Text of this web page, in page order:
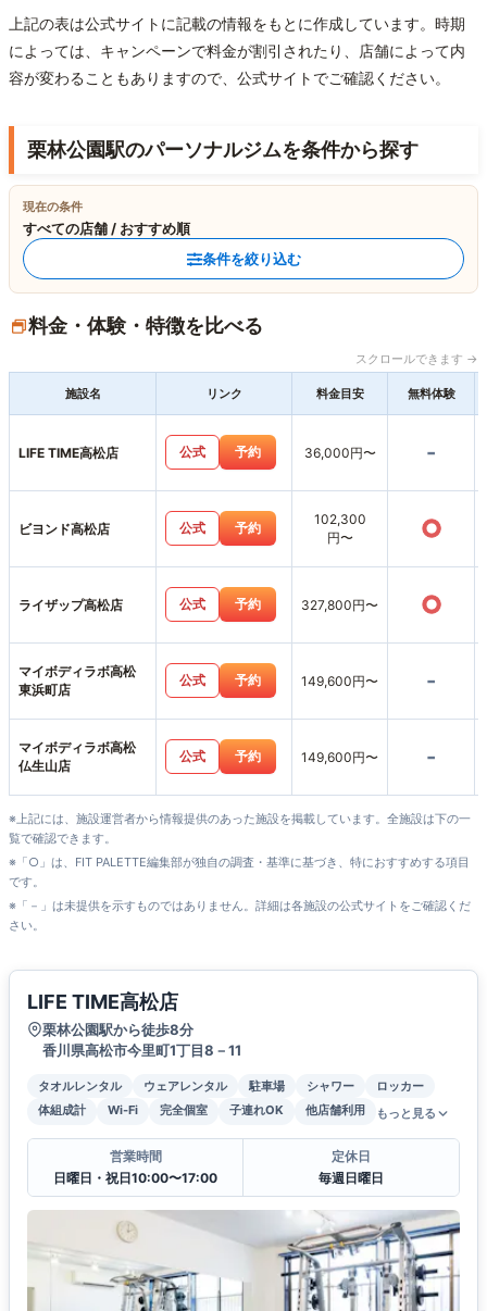
上記の表は公式サイトに記載の情報をもとに作成しています。時期
によっては、キャンペーンで料金が割引されたり、店舗によって内
容が変わることもありますので、公式サイトでご確認ください。
栗林公園駅のパーソナルジムを条件から探す
現在の条件
すべての店舗 / おすすめ順
条件を絞り込む
料金・体験・特徴を比べる
スクロールできます →
施設名 リンク 料金目安 無料体験
LIFE TIME高松店 公式 予約 36,000円〜 -
ビヨンド高松店 公式 予約
102,300
円〜
○
ライザップ高松店 公式 予約 327,800円〜 ○
マイボディラボ高松
東浜町店
公式 予約 149,600円〜 -
マイボディラボ高松
仏生山店
公式 予約 149,600円〜 -
※上記には、施設運営者から情報提供のあった施設を掲載しています。全施設は下の一
覧で確認できます。
※「○」は、FIT PALETTE編集部が独自の調査・基準に基づき、特におすすめする項目
です。
※「－」は未提供を示すものではありません。詳細は各施設の公式サイトをご確認くだ
さい。
LIFE TIME高松店
栗林公園駅から徒歩8分
香川県高松市今里町1丁目8－11
タオルレンタル ウェアレンタル 駐車場 シャワー
ロッカー
体組成計
Wi-Fi 完全個室 子連れOK 他店舗利用 もっと見る
営業時間
日曜日・祝日10:00〜17:00
定休日
毎週日曜日